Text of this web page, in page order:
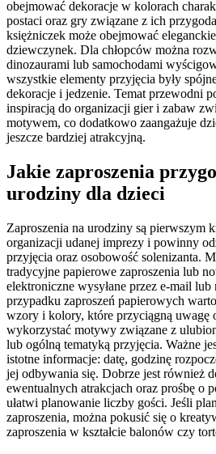
obejmować dekoracje w kolorach
postaci oraz gry związane z ich
księżniczek może obejmować
dziewczynek. Dla chłopców można
dinozaurami lub samochodami
wszystkie elementy przyjęcia były
dekoracje i jedzenie. Temat przewodni
inspiracją do organizacji gier i zabaw
motywem, co dodatkowo zaangażuje
jeszcze bardziej atrakcyjną.
Jakie zaproszenia
urodziny dla dzieci
Zaproszenia na urodziny są pierwszym
organizacji udanej imprezy i powinny
przyjęcia oraz osobowość solenizanta.
tradycyjne papierowe zaproszenia lub
elektroniczne wysyłane przez e-mail lub
przypadku zaproszeń papierowych
wzory i kolory, które przyciągną uwagę
wykorzystać motywy związane z
lub ogólną tematyką przyjęcia. Ważne
istotne informacje: datę, godzinę
jej odbywania się. Dobrze jest również
ewentualnych atrakcjach oraz prośbę o
ułatwi planowanie liczby gości. Jeśli
zaproszenia, można pokusić się o
zaproszenia w kształcie balonów czy